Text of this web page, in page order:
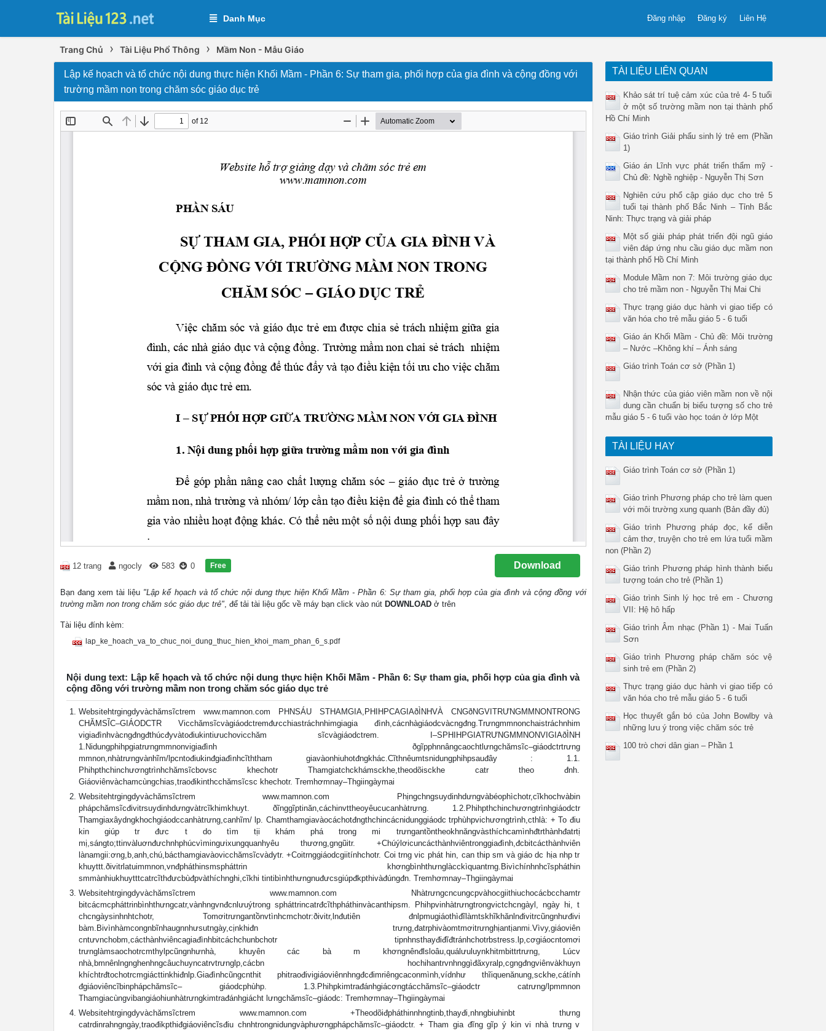
Danh Mục Liên Hệ
Đăng ký
Đăng nhập
Trang Chủ › Tài Liệu Phổ Thông › Mầm Non - Mẫu Giáo
Lập kế họach và tổ chức nội dung thực hiện Khối Mầm - Phần 6: Sự tham gia, phối hợp của gia đình và cộng đồng với
trường mầm non trong chăm sóc giáo dục trẻ
12 trang ngocly 583 0 Free Download
Bạn đang xem tài liệu "Lập kế họach và tổ chức nội dung thực hiện Khối Mầm - Phần 6: Sự tham gia, phối hợp của gia đình và cộng đồng với
trường mầm non trong chăm sóc giáo dục trẻ", để tải tài liệu gốc về máy bạn click vào nút DOWNLOAD ở trên
Tài liệu đính kèm:
lap_ke_hoach_va_to_chuc_noi_dung_thuc_hien_khoi_mam_phan_6_s.pdf
Nội dung text: Lập kế họach và tổ chức nội dung thực hiện Khối Mầm - Phần 6: Sự tham gia, phối hợp của gia đình và
cộng đồng với trường mầm non trong chăm sóc giáo dục trẻ
Websitehtrgingdyvàchămsĩctrem www.mamnon.com PHNSÁU STHAMGIA,PHIHPCAGIAðÌNHVÀ CNGðNGVITRƯNGMMNONTRONG
CHĂMSĨC–GIÁODCTR Vicchămsĩcvàgiáodctremđưcchiastráchnhimgiagia đình,cácnhàgiáodcvàcngđng.Trưngmmnonchaistráchnhim
vigiađìnhvàcngđngđthúcđyvàtođiukintiưuchovicchăm sĩcvàgiáodctrem. I–SPHIHPGIATRƯNGMMNONVIGIAðÌNH
1.Nidungphihpgiatrưngmmnonvigiađình ðgĩpphnnângcaochtlưngchămsĩc–giáodctrtrưng
mmnon,nhàtrưngvànhĩm/lpcntođiukinđgiađìnhcĩththam giavàonhiuhotđngkhác.Cĩthnêumtsnidungphihpsauđây : 1.1.
Phihpthchinchươngtrìnhchămsĩcbovsc khechotr Thamgiatchckhámsckhe,theodõisckhe catr theo đnh.
Giáoviênvàchamcùngchias,traođikinthcchămsĩcsc khechotr. Tremhơmnay–Thgiingàymai
Websitehtrgingdyvàchămsĩctrem www.mamnon.com Phịngchngsuydinhdưngvàbéophìchotr,cĩkhochvàbin
phápchămsĩcđivitrsuydinhdưngvàtrcĩkhimkhuyt. ðĩnggĩptinăn,cáchinvttheoyêucucanhàtrưng. 1.2.Phihpthchinchươngtrìnhgiáodctr
Thamgiaxâydngkhochgiáodccanhàtrưng,canhĩm/ lp. Chamthamgiavàocáchotđngthchincácnidunggiáodc trphùhpvichươngtrình,cthlà: + To điu
kin giúp tr đưc t do tìm tịi khám phá trong mi trưngantồntheokhnăngvàsthíchcamìnhđtrthànhđatrtị
mị,sángto;ttinvàluơnđưchnhphúcvìmingưixungquanhyêu thương,gngũitr. +Chúýlơicuncácthànhviêntronggiađình,đcbitcácthànhviên
lànamgii:ơng,b,anh,chú,bácthamgiavàovicchămsĩcvàdytr. +Coitrnggiáodcgiitínhchotr. Coi trng vic phát hin, can thip sm và giáo dc hịa nhp tr
khuyttt.ðivitrlatuimmnon,vnđpháthinsmspháttrin khơngbìnhthưnglàcckìquantrng.Bivìchínhnhcĩspháthin
smmànhiukhuytttcatrcĩthđưcbùđpvàthíchnghi,cĩkhi tintibìnhthưngnuđưcsgiúpđkpthivàđúngđn. Tremhơmnay–Thgiingàymai
Websitehtrgingdyvàchămsĩctrem www.mamnon.com Nhàtrưngcncungcpvàhocgiithiuchocácbcchamtr
bitcácmcpháttrinbìnhthưngcatr,vànhngvnđcnlưuýtrong spháttrincatrđcĩthpháthinvàcanthipsm. Phihpvinhàtrưngtrongvictchcngàyl, ngày hi, t
chcngàysinhnhtchotr, Tomơitrưngantồnvtìnhcmchotr:ðivitr,lnđutiên đnlpmugiáothìđĩlàmtskhĩkhănlnđivitrcũngnhưđivi
bàm.Bivìnhàmcongnbĩnhaugnnhưsutngày,cịnkhiđn trưng,đatrphivàomtmơitrưnghịantịanmi.Vìvy,giáoviên
cntưvnchobm,cácthànhviêncagiađìnhbitcáchchunbchotr tipnhnsthayđiđĩđtránhchotrbstress.lp,cơgiáocntomơi
trưnglàmsaochotrcmthylpcũngnhưnhà, khuyên các bà m khơngnênđlsloâu,quálưuluynkhitmbittrtrưng, Lúcv
nhà,bmnênlngnghenhngcâuchuyncatrvtrưnglp,cácbn hochihantrvnhnggìđãxyralp,cgngđngviênvàkhuyn
khíchtrđtochotrcmgiácttinkhiđnlp.Giađìnhcũngcnthit phitraođivigiáoviênnhngđcđimriêngcaconmình,vídnhư thĩiquenănung,sckhe,cátính
đgiáoviêncĩbinphápchămsĩc– giáodcphùhp. 1.3.Phihpkimtrađánhgiácơngtácchămsĩc–giáodctr catrưng/lpmmnon
Thamgiacùngvibangiáohiunhàtrưngkimtrađánhgiácht lưngchămsĩc–giáodc: Tremhơmnay–Thgiingàymai
Websitehtrgingdyvàchămsĩctrem www.mamnon.com +Theodõiđpháthinnhngtinb,thayđi,nhngbiuhinbt thưng
catrdinrahngngày,traođikpthiđgiáoviêncĩsđiu chnhtrongnidungvàphươngphápchămsĩc–giáodctr. + Tham gia đĩng gĩp ý kin vi nhà trưng v
TÀI LIỆU LIÊN QUAN
Khảo sát trí tuệ cảm xúc của trẻ 4- 5 tuổi
ở một số trường mầm non tại thành phố
Hồ Chí Minh
Giáo trình Giải phẩu sinh lý trẻ em (Phần
1)
Giáo án Lĩnh vực phát triển thẩm mỹ -
Chủ đề: Nghề nghiệp - Nguyễn Thị Sơn
Nghiên cứu phổ cập giáo dục cho trẻ 5
tuổi tại thành phố Bắc Ninh – Tỉnh Bắc
Ninh: Thực trạng và giải pháp
Một số giải pháp phát triển đội ngũ giáo
viên đáp ứng nhu cầu giáo dục mầm non
tại thành phố Hồ Chí Minh
Module Mầm non 7: Môi trường giáo dục
cho trẻ mầm non - Nguyễn Thị Mai Chi
Thực trạng giáo dục hành vi giao tiếp có
văn hóa cho trẻ mẫu giáo 5 - 6 tuổi
Giáo án Khối Mầm - Chủ đề: Môi trường
– Nước –Không khí – Ánh sáng
Giáo trình Toán cơ sở (Phần 1)
Nhận thức của giáo viên mầm non về nội
dung cần chuẩn bị biểu tượng số cho trẻ
mẫu giáo 5 - 6 tuổi vào học toán ở lớp Một
TÀI LIỆU HAY
Giáo trình Toán cơ sở (Phần 1)
Giáo trình Phương pháp cho trẻ làm quen
với môi trường xung quanh (Bản đầy đủ)
Giáo trình Phương pháp đọc, kể diễn
cảm thơ, truyện cho trẻ em lứa tuổi mầm
non (Phần 2)
Giáo trình Phương pháp hình thành biểu
tượng toán cho trẻ (Phần 1)
Giáo trình Sinh lý học trẻ em - Chương
VII: Hệ hô hấp
Giáo trình Âm nhạc (Phần 1) - Mai Tuấn
Sơn
Giáo trình Phương pháp chăm sóc vệ
sinh trẻ em (Phần 2)
Thực trạng giáo dục hành vi giao tiếp có
văn hóa cho trẻ mẫu giáo 5 - 6 tuổi
Học thuyết gắn bó của John Bowlby và
những lưu ý trong việc chăm sóc trẻ
100 trò chơi dân gian – Phần 1